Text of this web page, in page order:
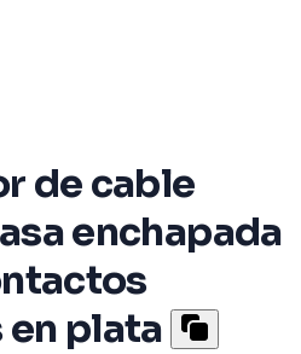
de cable
enchapada
plata